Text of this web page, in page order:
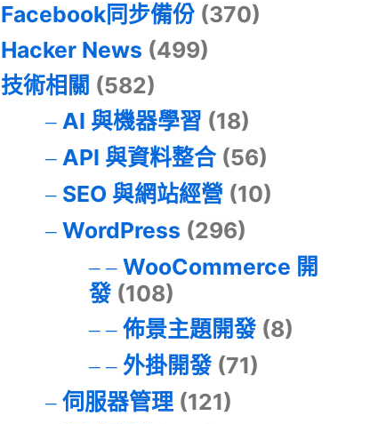
Facebook同步備份 (370)
Hacker News (499)
技術相關 (582)
AI 與機器學習 (18)
API 與資料整合(56)
SEO 與網站經營 (10)
WordPress (296)
WooCommerce 開
發(108)
佈景主題開發(8)
外掛開發(71)
伺服器管理(121)